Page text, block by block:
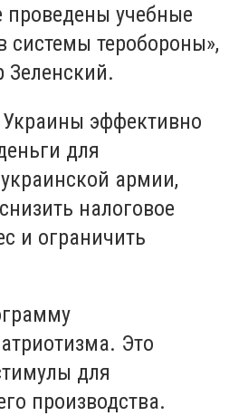
проведены учебные
системы теробороны»,
Зеленский.
эффективно
для
армии,
налоговое
и ограничить
Это
для
производства.